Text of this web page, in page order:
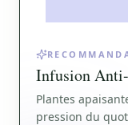
Infusion
Plantes
pression du